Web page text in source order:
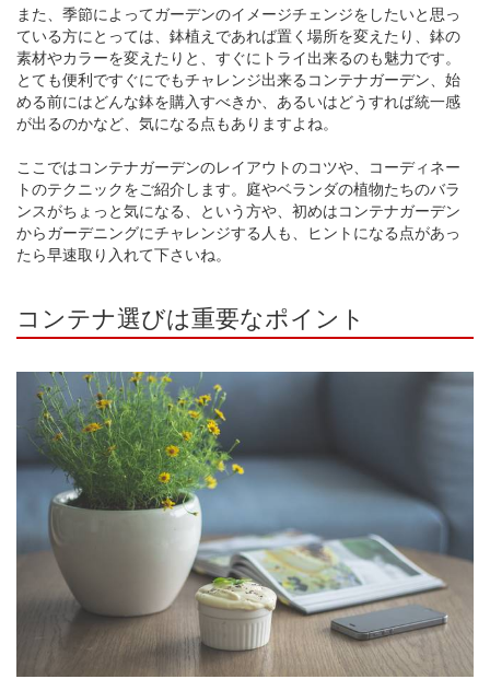
また、季節によってガーデンのイメージチェンジをしたいと思っ
ている方にとっては、鉢植えであれば置く場所を変えたり、鉢の
素材やカラーを変えたりと、すぐにトライ出来るのも魅力です。
とても便利ですぐにでもチャレンジ出来るコンテナガーデン、始
める前にはどんな鉢を購入すべきか、あるいはどうすれば統一感
が出るのかなど、気になる点もありますよね。
ここではコンテナガーデンのレイアウトのコツや、コーディネー
トのテクニックをご紹介します。庭やベランダの植物たちのバラ
ンスがちょっと気になる、という方や、初めはコンテナガーデン
からガーデニングにチャレンジする人も、ヒントになる点があっ
たら早速取り入れて下さいね。
コンテナ選びは重要なポイント